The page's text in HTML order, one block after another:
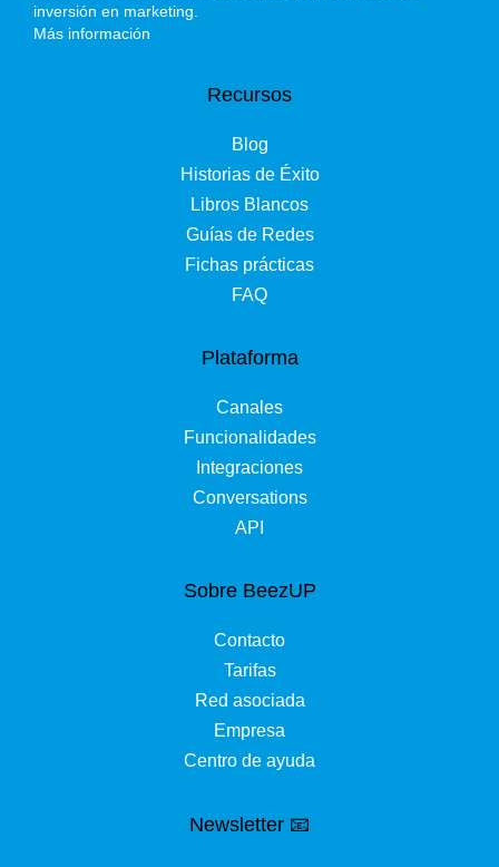
inversión en marketing.
Más información
Recursos
Blog
Historias de Éxito
Libros Blancos
Guías de Redes
Fichas prácticas
FAQ
Plataforma
Canales
Funcionalidades
Integraciones
Conversations
API
Sobre BeezUP
Contacto
Tarifas
Red asociada
Empresa
Centro de ayuda
Newsletter 📧